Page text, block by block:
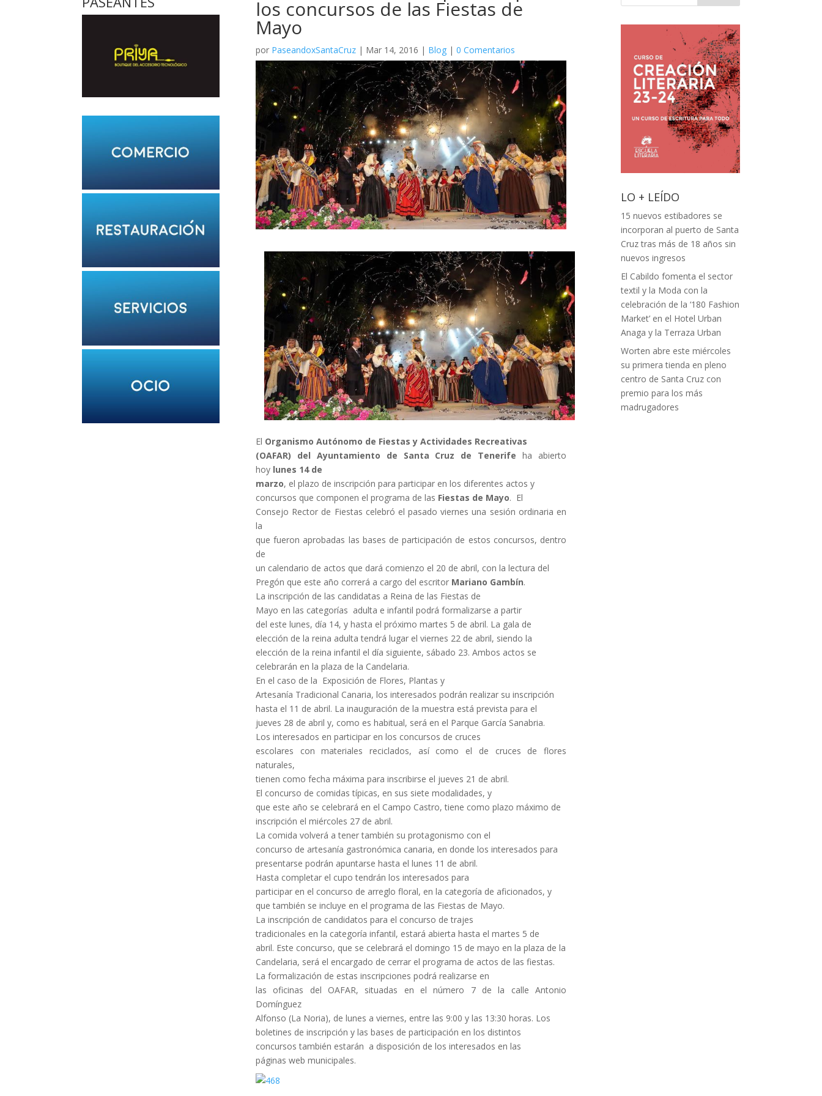
los concursos de las Fiestas de
Mayo
por PaseandoxSantaCruz| Mar 14, 2016 | Blog| 0 Comentarios
El Organismo Autónomo de Fiestas y Actividades Recreativas
(OAFAR) del Ayuntamiento de Santa Cruz de Tenerife ha abierto
hoy lunes 14 de
marzo, el plazo de inscripción para participar en los diferentes actos y
concursos que componen el programa de las Fiestas de Mayo. El
Consejo Rector de Fiestas celebró el pasado viernes una sesión ordinaria en
la
que fueron aprobadas las bases de participación de estos concursos, dentro
de
un calendario de actos que dará comienzo el 20 de abril, con la lectura del
Pregón que este año correrá a cargo del escritor Mariano Gambín.
La inscripción de las candidatas a Reina de las Fiestas de
Mayo en las categorías adulta e infantil podrá formalizarse a partir
del este lunes, día 14, y hasta el próximo martes 5 de abril. La gala de
elección de la reina adulta tendrá lugar el viernes 22 de abril, siendo la
elección de la reina infantil el día siguiente, sábado 23. Ambos actos se
celebrarán en la plaza de la Candelaria.
En el caso de la Exposición de Flores, Plantas y
Artesanía Tradicional Canaria, los interesados podrán realizar su inscripción
hasta el 11 de abril. La inauguración de la muestra está prevista para el
jueves 28 de abril y, como es habitual, será en el Parque García Sanabria.
Los interesados en participar en los concursos de cruces
escolares con materiales reciclados, así como el de cruces de flores
naturales,
tienen como fecha máxima para inscribirse el jueves 21 de abril.
El concurso de comidas típicas, en sus siete modalidades, y
que este año se celebrará en el Campo Castro, tiene como plazo máximo de
inscripción el miércoles 27 de abril.
La comida volverá a tener también su protagonismo con el
concurso de artesanía gastronómica canaria, en donde los interesados para
presentarse podrán apuntarse hasta el lunes 11 de abril.
Hasta completar el cupo tendrán los interesados para
participar en el concurso de arreglo floral, en la categoría de aficionados, y
que también se incluye en el programa de las Fiestas de Mayo.
La inscripción de candidatos para el concurso de trajes
tradicionales en la categoría infantil, estará abierta hasta el martes 5 de
abril. Este concurso, que se celebrará el domingo 15 de mayo en la plaza de la
Candelaria, será el encargado de cerrar el programa de actos de las fiestas.
La formalización de estas inscripciones podrá realizarse en
las oficinas del OAFAR, situadas en el número 7 de la calle Antonio
Domínguez
Alfonso (La Noria), de lunes a viernes, entre las 9:00 y las 13:30 horas. Los
boletines de inscripción y las bases de participación en los distintos
concursos también estarán a disposición de los interesados en las
páginas web municipales.
LO + LEÍDO
15 nuevos estibadores se
incorporan al puerto de Santa
Cruz tras más de 18 años sin
nuevos ingresos
El Cabildo fomenta el sector
textil y la Moda con la
celebración de la ‘180 Fashion
Market’ en el Hotel Urban
Anaga y la Terraza Urban
Worten abre este miércoles
su primera tienda en pleno
centro de Santa Cruz con
premio para los más
madrugadores